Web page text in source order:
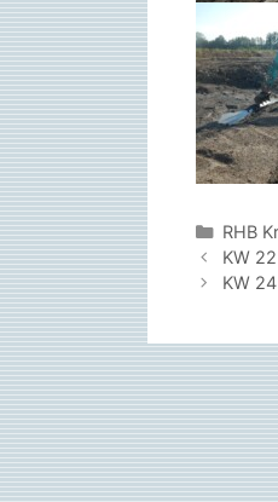
RHB
KW
KW